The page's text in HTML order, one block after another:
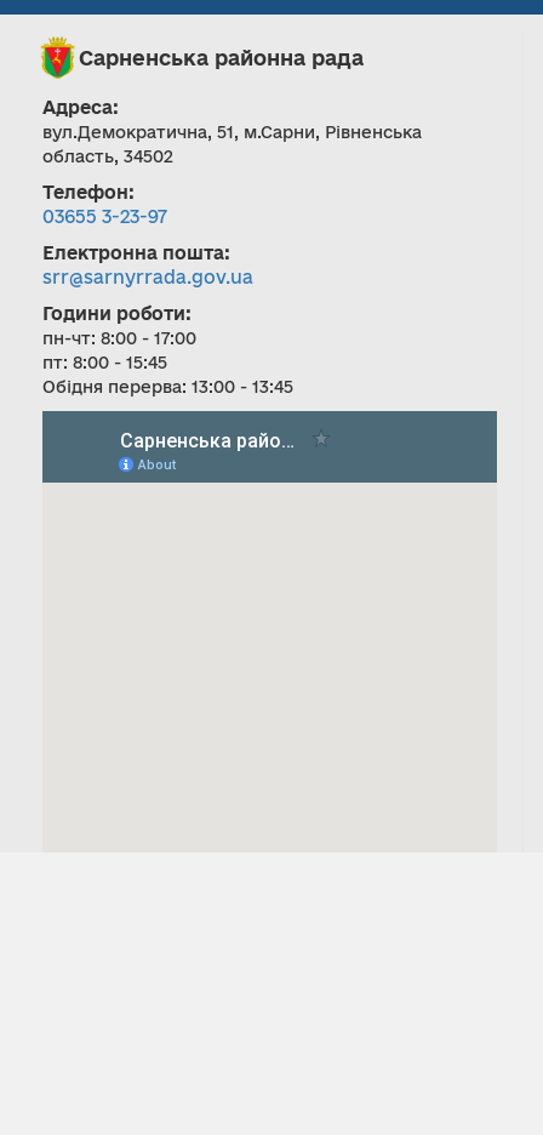
Сарненська районна рада
Адреса:
вул.Демократична, 51, м.Сарни, Рівненська
область, 34502
Телефон:
03655 3-23-97
Електронна пошта:
srr@sarnyrrada.gov.ua
Години роботи:
пн-чт: 8:00 - 17:00
пт: 8:00 - 15:45
Обідня перерва: 13:00 - 13:45